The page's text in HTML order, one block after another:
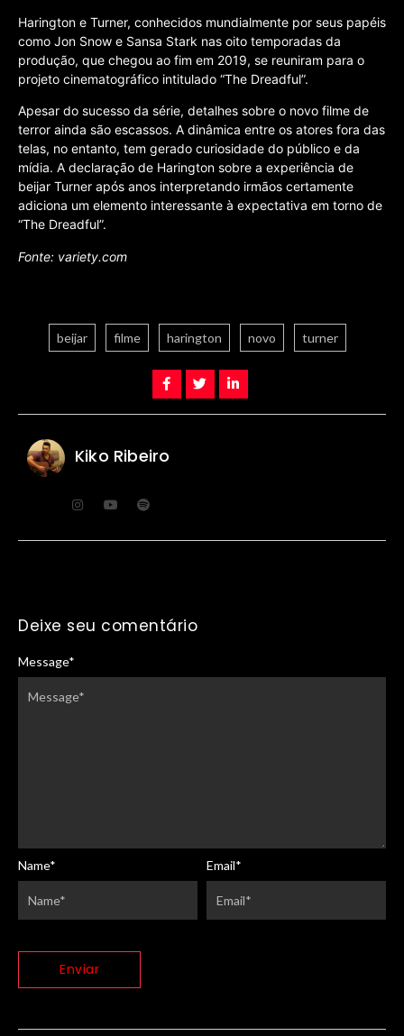
Harington e Turner, conhecidos mundialmente por seus papéis
como Jon Snow e Sansa Stark nas oito temporadas da
produção, que chegou ao fim em 2019, se reuniram para o
projeto cinematográfico intitulado “The Dreadful”.
Apesar do sucesso da série, detalhes sobre o novo filme de
terror ainda são escassos. A dinâmica entre os atores fora das
telas, no entanto, tem gerado curiosidade do público e da
mídia. A declaração de Harington sobre a experiência de
beijar Turner após anos interpretando irmãos certamente
adiciona um elemento interessante à expectativa em torno de
“The Dreadful”.
Fonte: variety.com
beijar filme harington novo turner
Kiko Ribeiro
Deixe seu comentário
Message*
Name* Email*